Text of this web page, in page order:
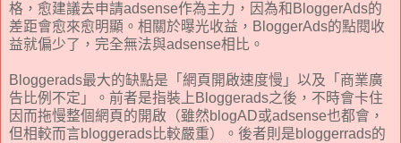
格，愈建議去申請adsense作為主力，因為和BloggerAds的
差距會愈來愈明顯。相關於曝光收益，BloggerAds的點閱收
益就偏少了，完全無法與adsense相比。
Bloggerads最大的缺點是「網頁開啟速度慢」以及「商業廣
告比例不定」。前者是指裝上Bloggerads之後，不時會卡住
因而拖慢整個網頁的開啟（雖然blogAD或adsense也都會，
但相較而言bloggerads比較嚴重）。後者則是bloggerrads的